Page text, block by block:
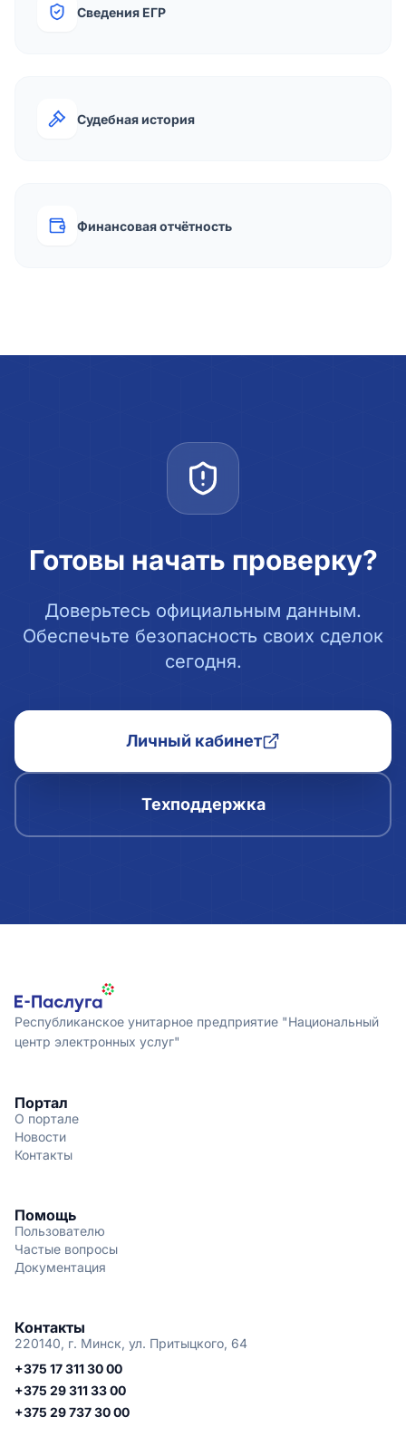
Сведения ЕГР
Судебная история
Финансовая отчётность
Готовы начать проверку?
Доверьтесь официальным данным.
Обеспечьте безопасность своих сделок
сегодня.
Личный кабинет
Техподдержка
Республиканское унитарное предприятие "Национальный
центр электронных услуг"
Портал
О портале
Новости
Контакты
Помощь
Пользователю
Частые вопросы
Документация
Контакты
220140, г. Минск, ул. Притыцкого, 64
+375 17 311 30 00
+375 29 311 33 00
+375 29 737 30 00